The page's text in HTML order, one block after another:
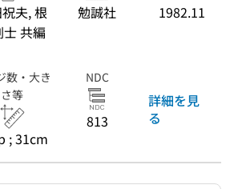
夫, 根
共編
勉誠社 1982.11
数・大き
さ等
; 31cm
NDC
813
詳細を見
る